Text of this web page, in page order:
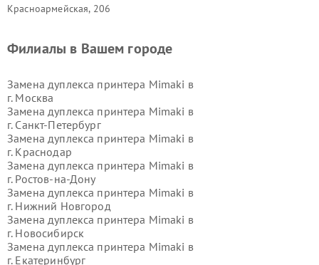
Красноармейская, 206
Филиалы в Вашем городе
Замена дуплекса принтера Mimaki в
г. Москва
Замена дуплекса принтера Mimaki в
г. Санкт-Петербург
Замена дуплекса принтера Mimaki в
г. Краснодар
Замена дуплекса принтера Mimaki в
г. Ростов-на-Дону
Замена дуплекса принтера Mimaki в
г. Нижний Новгород
Замена дуплекса принтера Mimaki в
г. Новосибирск
Замена дуплекса принтера Mimaki в
г. Екатеринбург